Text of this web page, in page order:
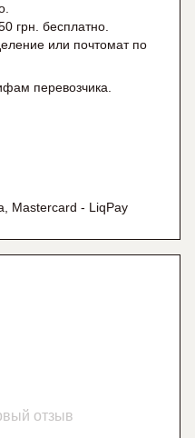
грн. бесплатно.
или почтомат по
перевозчика.
Mastercard - LiqPay
отзыв